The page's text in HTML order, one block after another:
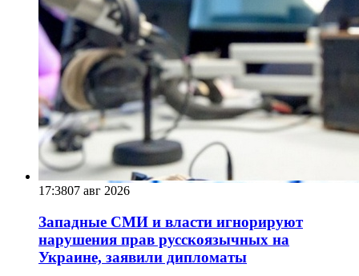
17:3807 авг 2026
Западные СМИ и власти игнорируют
нарушения прав русскоязычных на
Украине, заявили дипломаты